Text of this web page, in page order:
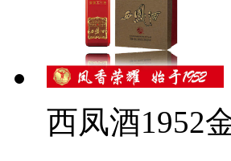
西凤酒1952